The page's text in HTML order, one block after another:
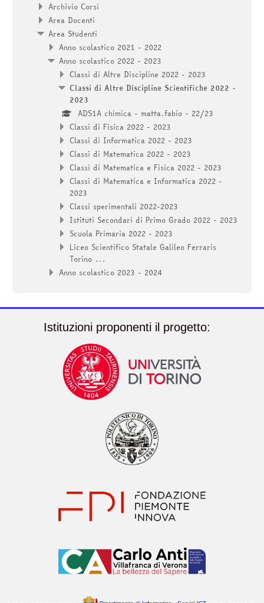
Archivio Corsi
Area Docenti
Area Studenti
Anno scolastico 2021 - 2022
Anno scolastico 2022 - 2023
Classi di Altre Discipline 2022 - 2023
Classi di Altre Discipline Scientifiche 2022 -
2023
ADS1A chimica - matta.fabio - 22/23
Classi di Fisica 2022 - 2023
Classi di Informatica 2022 - 2023
Classi di Matematica 2022 - 2023
Classi di Matematica e Fisica 2022 - 2023
Classi di Matematica e Informatica 2022 -
2023
Classi sperimentali 2022-2023
Istituti Secondari di Primo Grado 2022 - 2023
Scuola Primaria 2022 - 2023
Liceo Scientifico Statale Galileo Ferraris
Torino ...
Anno scolastico 2023 - 2024
Istituzioni proponenti il progetto: